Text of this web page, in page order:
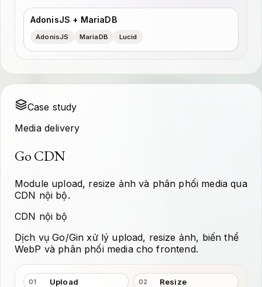
AdonisJS + MariaDB
AdonisJS MariaDB Lucid
Case study
Media delivery
Go CDN
Module upload, resize ảnh và phân phối media qua
CDN nội bộ.
CDN nội bộ
Dịch vụ Go/Gin xử lý upload, resize ảnh, biến thể
WebP và phân phối media cho frontend.
01 Upload 02 Resize